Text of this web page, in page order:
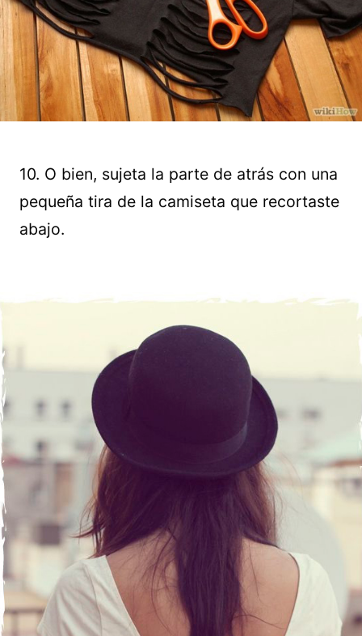
10. O bien, sujeta la parte de atrás con una
pequeña tira de la camiseta que recortaste
abajo.